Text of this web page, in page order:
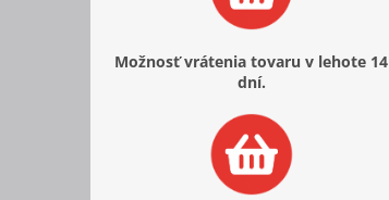
Možnosť vrátenia tovaru v lehote 14
dní.